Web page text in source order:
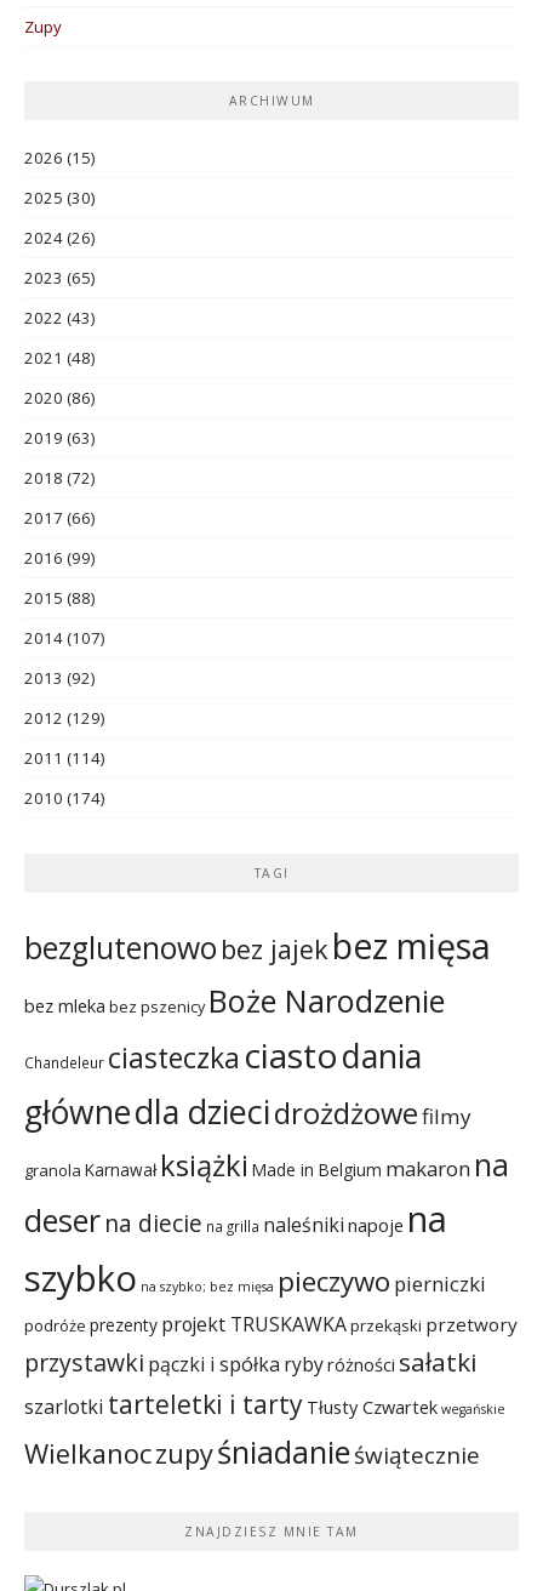
Zupy
ARCHIWUM
2026 (15)
2025 (30)
2024(26)
2023 (65)
2022 (43)
2021 (48)
2020 (86)
2019 (63)
2018 (72)
2017 (66)
2016 (99)
2015 (88)
2014(107)
2013 (92)
2012 (129)
2011 (114)
2010 (174)
TAGI
bezglutenowo bez jajek bez mięsa
bez mleka bez pszenicy Boże Narodzenie
Chandeleur ciasteczka ciastodania
głównedla dziecidrożdżowefilmy
granola Karnawał książki Made in Belgium makaron na
deserna diecie na grilla naleśniki napoje na
szybko na szybko; bez mięsa pieczywo pierniczki
podróże prezenty projekt TRUSKAWKAprzekąski przetwory
przystawki pączki i spółka rybyróżności sałatki
szarlotki tarteletki i tarty Tłusty Czwartek wegańskie
Wielkanoczupyśniadanieświątecznie
ZNAJDZIESZ MNIE TAM